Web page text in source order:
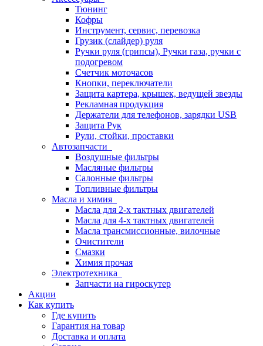
Тюнинг
Кофры
Инструмент, сервис, перевозка
Грузик (слайдер) руля
Ручки руля (грипсы), Ручки газа, ручки с
подогревом
Счетчик моточасов
Кнопки, переключатели
Защита картера, крышек, ведущей звезды
Рекламная продукция
Держатели для телефонов, зарядки USB
Защита Рук
Рули, стойки, проставки
Автозапчасти
Воздушные фильтры
Масляные фильтры
Салонные фильтры
Топливные фильтры
Масла и химия
Масла для 2-х тактных двигателей
Масла для 4-х тактных двигателей
Масла трансмиссионные, вилочные
Очистители
Смазки
Химия прочая
Электротехника
Запчасти на гироскутер
Акции
Как купить
Где купить
Гарантия на товар
Доставка и оплата